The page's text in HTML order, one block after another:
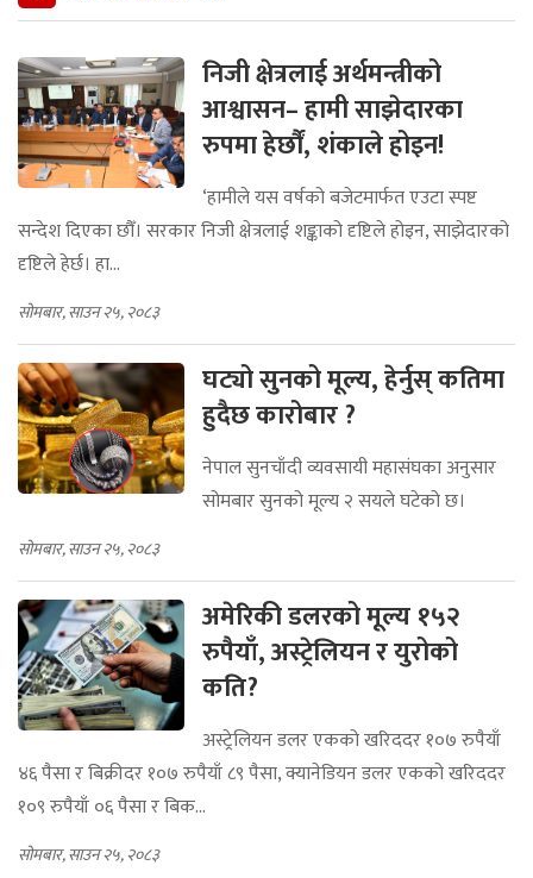
निजी क्षेत्रलाई अर्थमन्त्रीको
आश्वासन– हामी साझेदारका
रुपमा हेर्छौं, शंकाले होइन!
‘हामीले यस वर्षको बजेटमार्फत एउटा स्पष्ट
सन्देश दिएका छौँ। सरकार निजी क्षेत्रलाई शङ्काको दृष्टिले होइन, साझेदारको
दृष्टिले हेर्छ। हा...
सोमबार, साउन २५, २०८३
घट्यो सुनको मूल्य, हेर्नुस् कतिमा
हुदैछ कारोबार ?
नेपाल सुनचाँदी व्यवसायी महासंघका अनुसार
सोमबार सुनको मूल्य २ सयले घटेको छ।
सोमबार, साउन २५, २०८३
अमेरिकी डलरको मूल्य १५२
रुपैयाँ, अस्ट्रेलियन र युरोको
कति?
अस्ट्रेलियन डलर एकको खरिददर १०७ रुपैयाँ
४६ पैसा र बिक्रीदर १०७ रुपैयाँ ८९ पैसा, क्यानेडियन डलर एकको खरिददर
१०९ रुपैयाँ ०६ पैसा र बिक...
सोमबार, साउन २५, २०८३